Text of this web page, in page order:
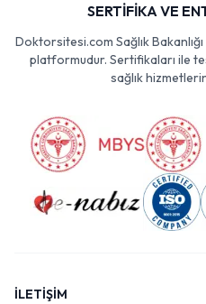
SERTİFİKA VE
Doktorsitesi.com Sağlık
platformudur. Sertifikaları ile
sağlık
İLETİŞİM